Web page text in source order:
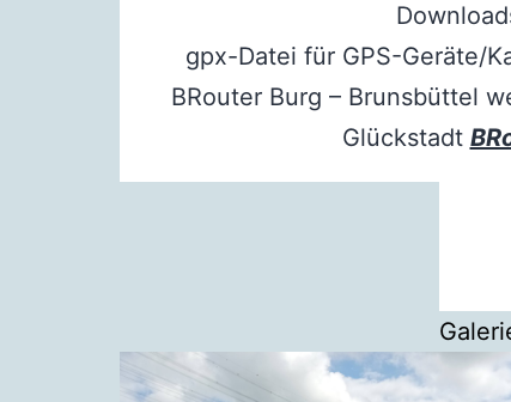
gpx-Datei für GPS-Geräte/
BRouter Burg – Brunsbüttel
Glückstadt